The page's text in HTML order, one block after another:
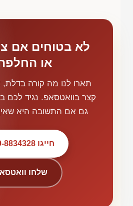
לא בטוחים אם
או
תארו לנו מה קורה בדלת,
קצר בוואטסאפ. נגיד לכם
גם אם התשובה היא
חייגו 050-8834328
שלחו